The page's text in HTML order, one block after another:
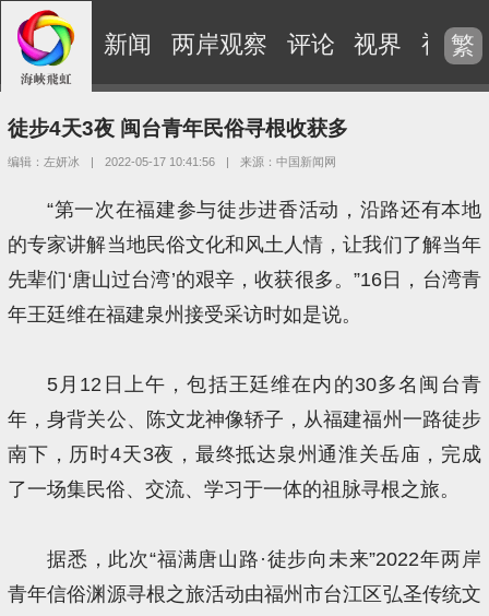
新闻 两岸观察 评论 视界 视频
繁
徒步4天3夜 闽台青年民俗寻根收获多
编辑：左妍冰 | 2022-05-17 10:41:56 | 来源：中国新闻网
“第一次在福建参与徒步进香活动，沿路还有本地
的专家讲解当地民俗文化和风土人情，让我们了解当年
先辈们‘唐山过台湾’的艰辛，收获很多。”16日，台湾青
年王廷维在福建泉州接受采访时如是说。
5月12日上午，包括王廷维在内的30多名闽台青
年，身背关公、陈文龙神像轿子，从福建福州一路徒步
南下，历时4天3夜，最终抵达泉州通淮关岳庙，完成
了一场集民俗、交流、学习于一体的祖脉寻根之旅。
据悉，此次“福满唐山路·徒步向未来”2022年两岸
青年信俗渊源寻根之旅活动由福州市台江区弘圣传统文